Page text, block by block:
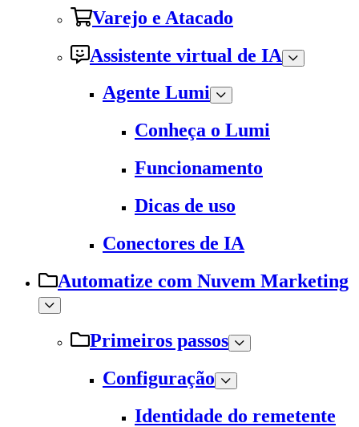
Varejo e Atacado
Assistente virtual de IA
Agente Lumi
Conheça o Lumi
Funcionamento
Dicas de uso
Conectores de IA
Automatize com Nuvem Marketing
Primeiros passos
Configuração
Identidade do remetente